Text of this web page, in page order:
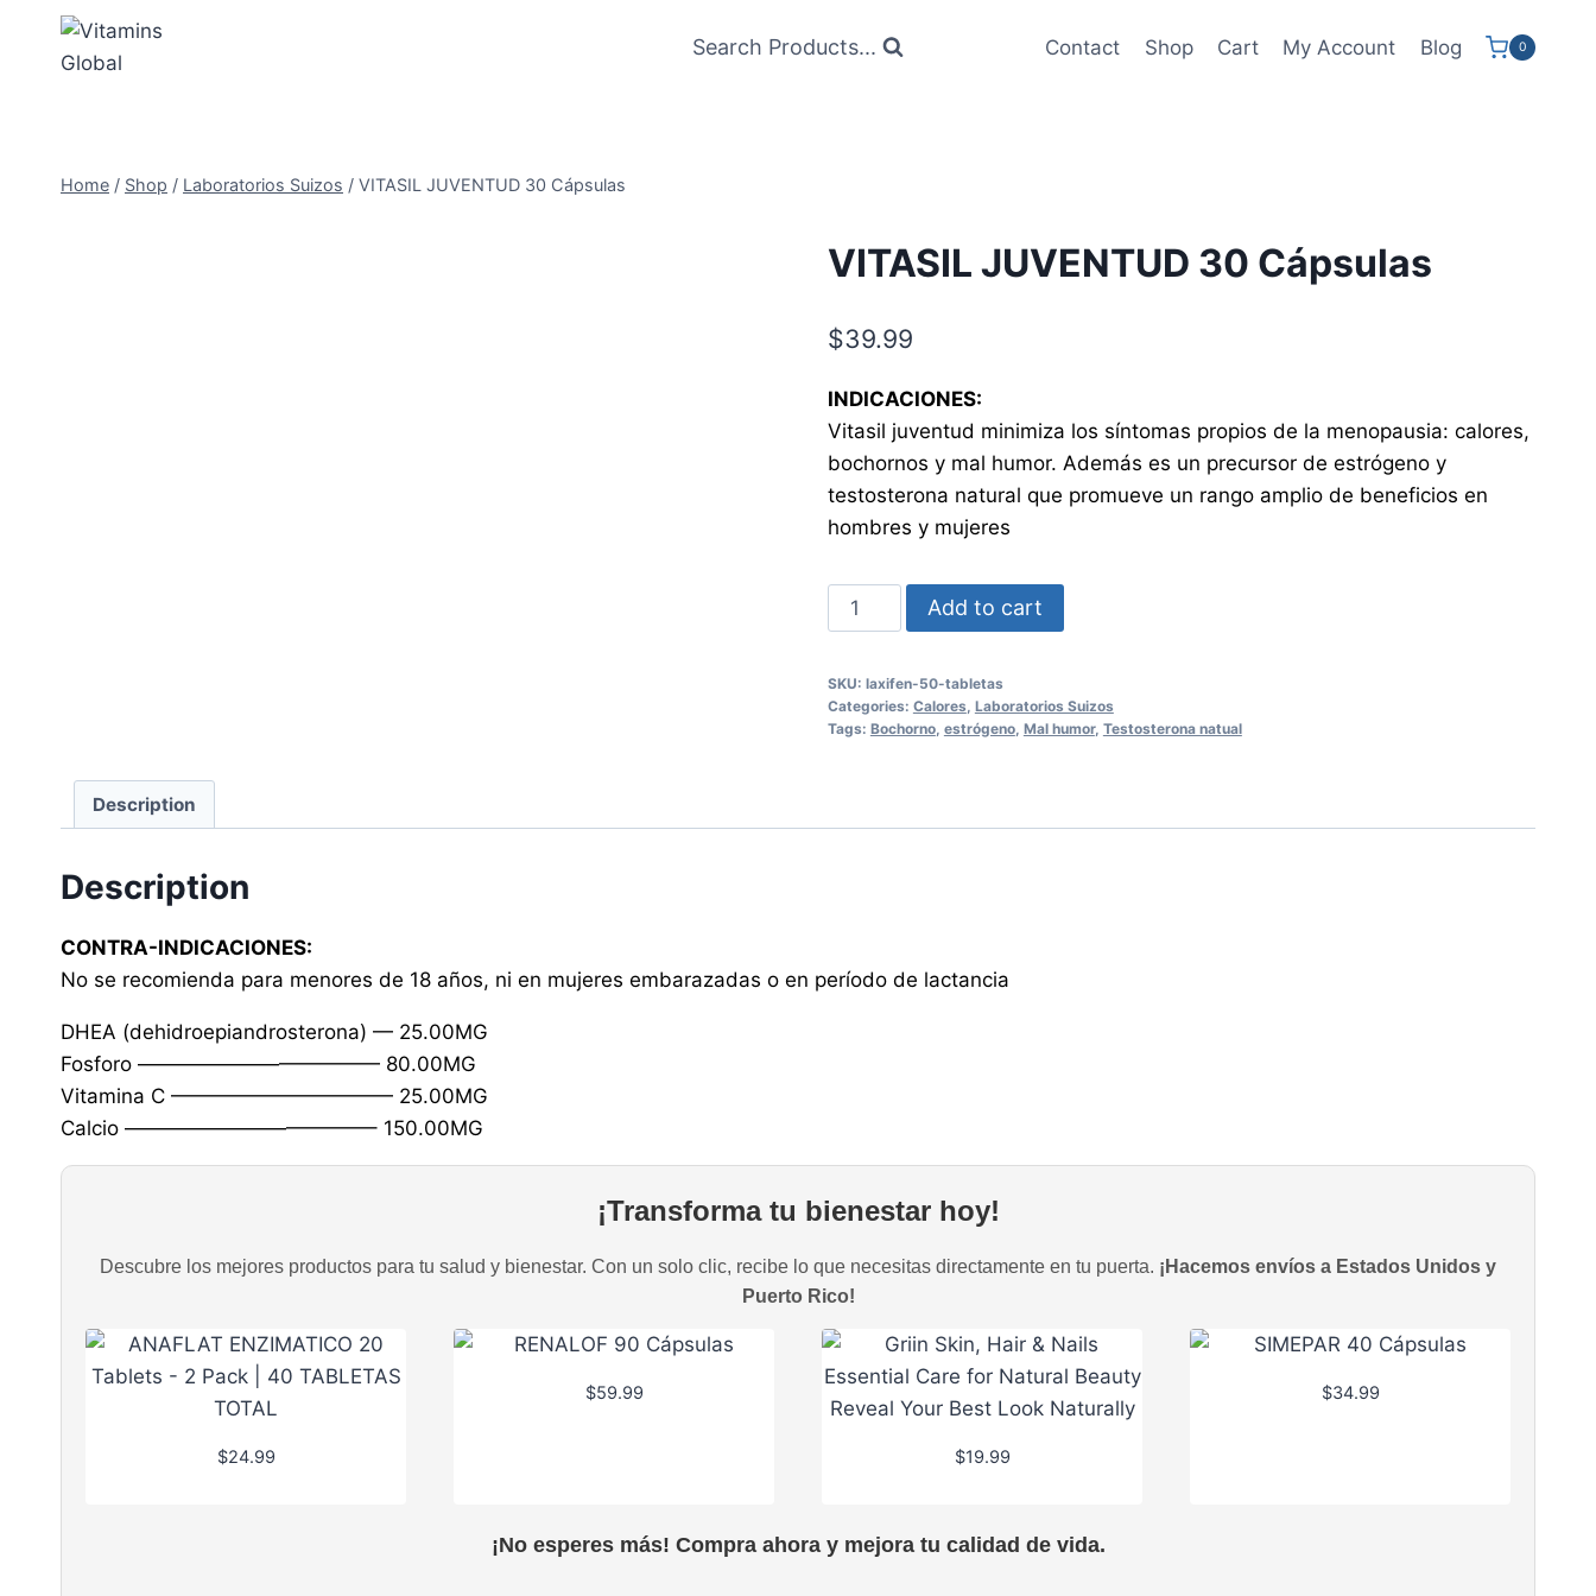
content
Search Products... Contact Shop Cart My Account Blog 0
Home / Shop / Laboratorios Suizos / VITASIL JUVENTUD 30 Cápsulas
VITASIL JUVENTUD 30 Cápsulas
$39.99
INDICACIONES:
Vitasil juventud minimiza los síntomas propios de la menopausia: calores,
bochornos y mal humor. Además es un precursor de estrógeno y
testosterona natural que promueve un rango amplio de beneficios en
hombres y mujeres
VITASIL
JUVENTUD
Cápsulas
quantity
Add to cart
SKU: laxifen-50-tabletas
Categories: Calores Laboratorios Suizos
Tags: Bochorno, estrógeno, Mal humor, Testosterona natual
Description
Description
CONTRA-INDICACIONES:
No se recomienda para menores de 18 años, ni en mujeres embarazadas o en período de lactancia
DHEA (dehidroepiandrosterona) — 25.00MG
Fosforo ———————————— 80.00MG
Vitamina C ——————————— 25.00MG
Calcio ————————————– 150.00MG
¡Transforma tu bienestar hoy!
Descubre los mejores productos para tu salud y bienestar. Con un solo clic, recibe lo que necesitas directamente en tu puerta. ¡Hacemos envíos a Estados Unidos y
Puerto Rico!
$24.99
$59.99
$19.99
$34.99
¡No esperes más! Compra ahora y mejora tu calidad de vida.